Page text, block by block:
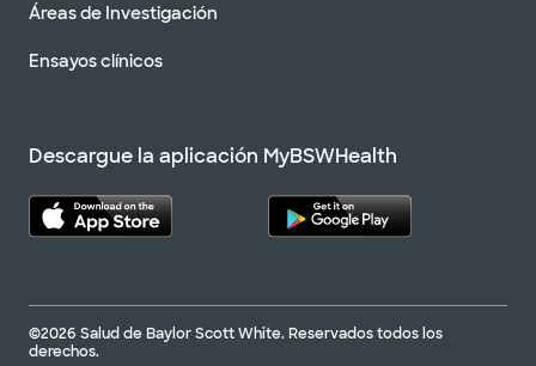
Áreas de Investigación
Ensayos clínicos
Descargue la aplicación MyBSWHealth
©2026 Salud de Baylor Scott White. Reservados todos los
derechos.